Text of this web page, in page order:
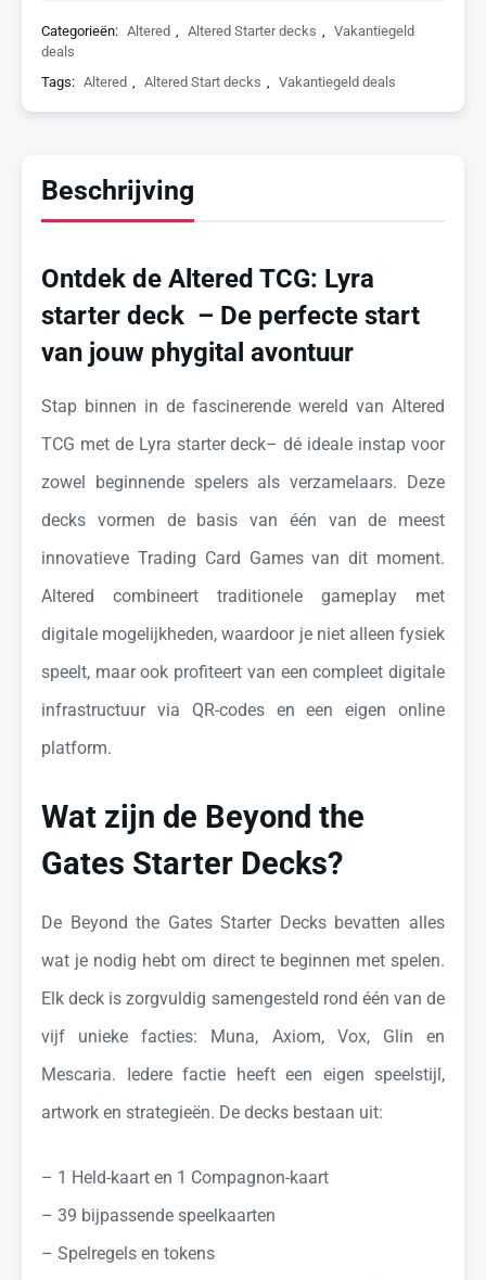
Categorieën: Altered , Altered Starter decks , Vakantiegeld
deals
Tags: Altered , Altered Start decks , Vakantiegeld deals
Beschrijving
Ontdek de Altered TCG: Lyra
starter deck – De perfecte start
van jouw phygital avontuur
Stap binnen in de fascinerende wereld van Altered
TCG met de Lyra starter deck– dé ideale instap voor
zowel beginnende spelers als verzamelaars. Deze
decks vormen de basis van één van de meest
innovatieve Trading Card Games van dit moment.
Altered combineert traditionele gameplay met
digitale mogelijkheden, waardoor je niet alleen fysiek
speelt, maar ook profiteert van een compleet digitale
infrastructuur via QR-codes en een eigen online
platform.
Wat zijn de Beyond the
Gates Starter Decks?
De Beyond the Gates Starter Decks bevatten alles
wat je nodig hebt om direct te beginnen met spelen.
Elk deck is zorgvuldig samengesteld rond één van de
vijf unieke facties: Muna, Axiom, Vox, Glin en
Mescaria. Iedere factie heeft een eigen speelstijl,
artwork en strategieën. De decks bestaan uit:
– 1 Held-kaart en 1 Compagnon-kaart
– 39 bijpassende speelkaarten
– Spelregels en tokens